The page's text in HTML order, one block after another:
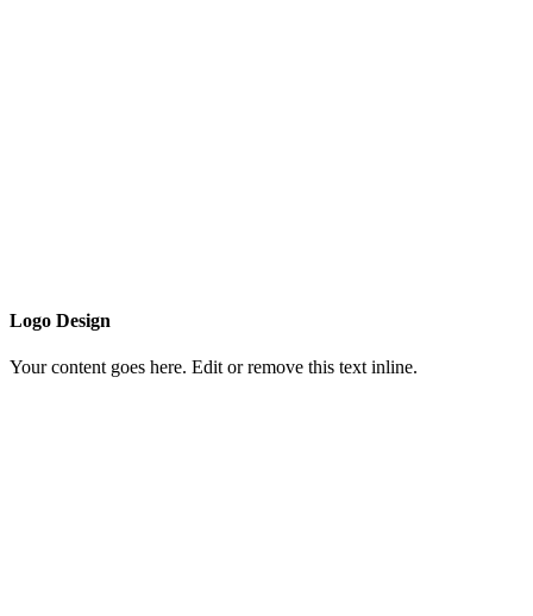
Logo Design
Your content goes here. Edit or remove this text inline.